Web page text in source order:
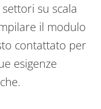
su scala
il modulo
contattato per
esigenze